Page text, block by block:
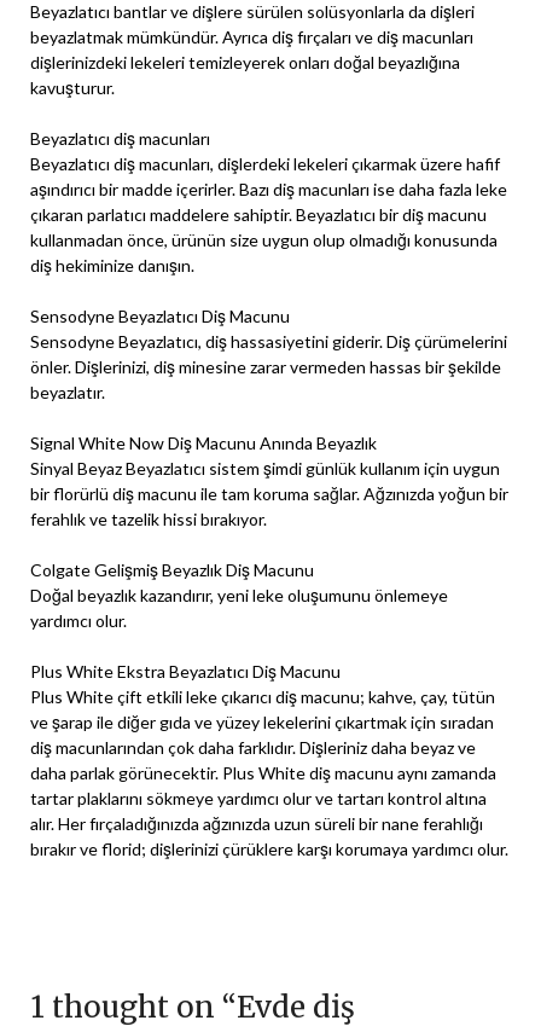
Beyazlatıcı bantlar ve dişlere sürülen solüsyonlarla da dişleri
beyazlatmak mümkündür. Ayrıca diş fırçaları ve diş macunları
dişlerinizdeki lekeleri temizleyerek onları doğal beyazlığına
kavuşturur.
Beyazlatıcı diş macunları
Beyazlatıcı diş macunları, dişlerdeki lekeleri çıkarmak üzere hafif
aşındırıcı bir madde içerirler. Bazı diş macunları ise daha fazla leke
çıkaran parlatıcı maddelere sahiptir. Beyazlatıcı bir diş macunu
kullanmadan önce, ürünün size uygun olup olmadığı konusunda
diş hekiminize danışın.
Sensodyne Beyazlatıcı Diş Macunu
Sensodyne Beyazlatıcı, diş hassasiyetini giderir. Diş çürümelerini
önler. Dişlerinizi, diş minesine zarar vermeden hassas bir şekilde
beyazlatır.
Signal White Now Diş Macunu Anında Beyazlık
Sinyal Beyaz Beyazlatıcı sistem şimdi günlük kullanım için uygun
bir florürlü diş macunu ile tam koruma sağlar. Ağzınızda yoğun bir
ferahlık ve tazelik hissi bırakıyor.
Colgate Gelişmiş Beyazlık Diş Macunu
Doğal beyazlık kazandırır, yeni leke oluşumunu önlemeye
yardımcı olur.
Plus White Ekstra Beyazlatıcı Diş Macunu
Plus White çift etkili leke çıkarıcı diş macunu; kahve, çay, tütün
ve şarap ile diğer gıda ve yüzey lekelerini çıkartmak için sıradan
diş macunlarından çok daha farklıdır. Dişleriniz daha beyaz ve
daha parlak görünecektir. Plus White diş macunu aynı zamanda
tartar plaklarını sökmeye yardımcı olur ve tartarı kontrol altına
alır. Her fırçaladığınızda ağzınızda uzun süreli bir nane ferahlığı
bırakır ve florid; dişlerinizi çürüklere karşı korumaya yardımcı olur.
1 thought on “Evde diş